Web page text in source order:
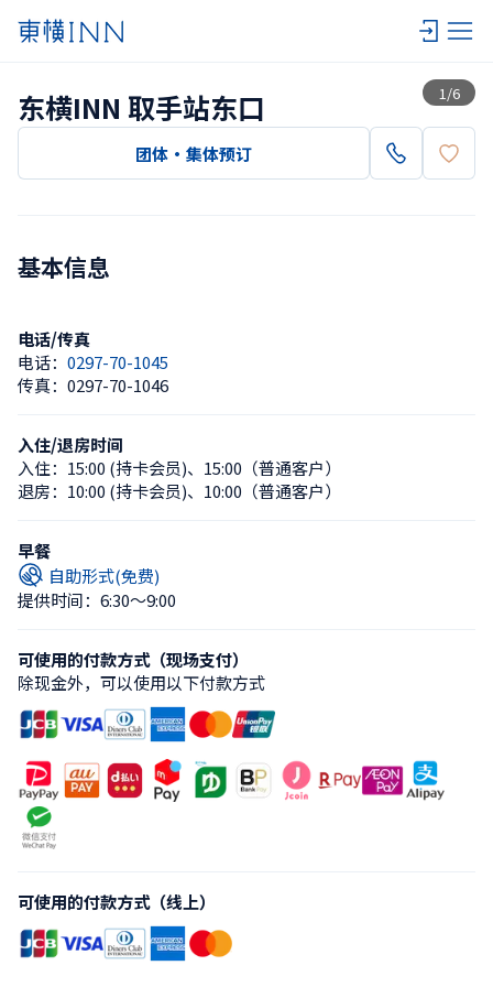
1 /6
查看一览
东横INN 取手站东口
团体・集体预订
基本信息
电话/传真
电话： 0297-70-1045
传真： 0297-70-1046
入住/退房时间
入住： 15:00 (持卡会员)、 15:00（普通客户）
退房： 10:00 (持卡会员)、 10:00（普通客户）
早餐
自助形式(免费)
提供时间：6:30〜9:00
可使用的付款方式（现场支付）
除现金外，可以使用以下付款方式
可使用的付款方式（线上）